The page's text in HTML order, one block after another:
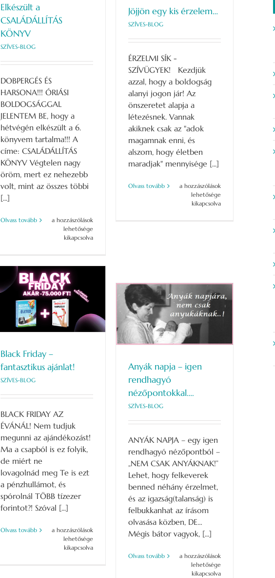
Elkészült a
CSALÁDÁLLÍTÁS
KÖNYV
SZÍVES-BLOG
DOBPERGÉS ÉS
HARSONA!!! ÓRIÁSI
BOLDOGSÁGGAL
JELENTEM BE, hogy a
hétvégén elkészült a 6.
könyvem tartalma!!! A
címe: CSALÁDÁLLÍTÁS
KÖNYV Végtelen nagy
öröm, mert ez nehezebb
volt, mint az összes többi
[...]
Olvass tovább
Elkészült
CSALÁDÁLLÍTÁS
a hozzászólások
lehetősége
kikapcsolva
Jöjjön egy kis érzelem…
SZÍVES-BLOG
ÉRZELMI SÍK -
SZÍVÜGYEK! Kezdjük
azzal, hogy a boldogság
alanyi jogon jár! Az
önszeretet alapja a
létezésnek. Vannak
akiknek csak az "adok
magamnak enni, és
alszom, hogy életben
maradjak" mennyisége [...]
Olvass tovább
Jöjjön
a hozzászólások
lehetősége
kikapcsolva
Black Friday –
fantasztikus ajánlat!
SZÍVES-BLOG
BLACK FRIDAY AZ
ÉVÁNÁL! Nem tudjuk
megunni az ajándékozást!
Ma a csapból is ez folyik,
de miért ne
lovagolnád meg Te is ezt
a pénzhullámot, és
spórolnál TÖBB tízezer
forintot?! Szóval [...]
Olvass tovább
Black
Friday
a hozzászólások
lehetősége
kikapcsolva
Anyák napja – igen
rendhagyó nézőpontokkal….
Anyák napja – igen
rendhagyó
nézőpontokkal….
SZÍVES-BLOG
ANYÁK NAPJA – egy igen
rendhagyó nézőpontból –
„NEM CSAK ANYÁKNAK!”
Lehet, hogy felkeverek
benned néhány érzelmet,
és az igazság(talanság) is
felbukkanhat az írásom
olvasása közben, DE…
Mégis bátor vagyok, [...]
Olvass tovább
Anyák
napja
a hozzászólások
lehetősége
kikapcsolva